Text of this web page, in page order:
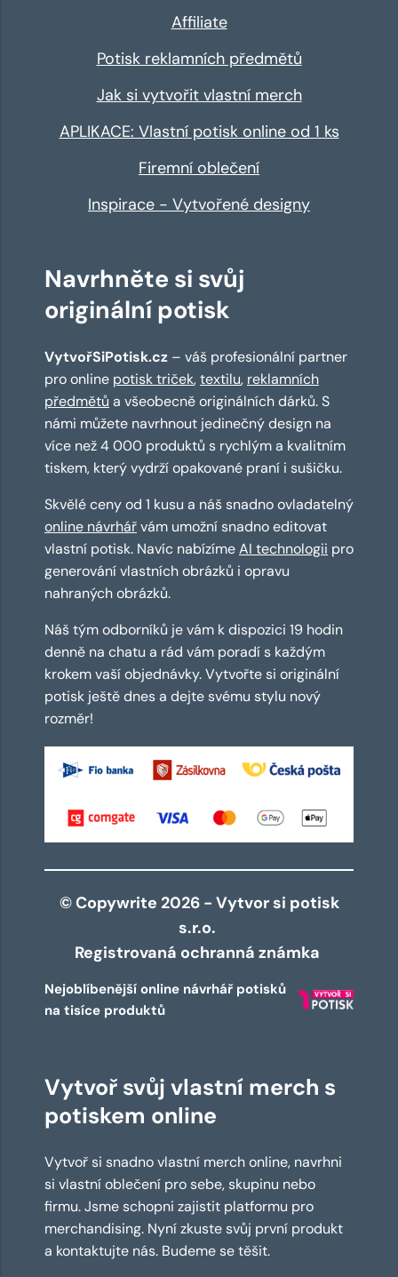
Affiliate
Potisk reklamních předmětů
Jak si vytvořit vlastní merch
APLIKACE: Vlastní potisk online od 1 ks
Firemní oblečení
Inspirace - Vytvořené designy
Navrhněte si svůj
originální potisk
VytvořSiPotisk.cz – váš profesionální partner
pro online potisk triček,textilu, reklamních
předmětů a všeobecně originálních dárků. S
námi můžete navrhnout jedinečný design na
více než 4 000 produktů s rychlým a kvalitním
tiskem, který vydrží opakované praní i sušičku.
Skvělé ceny od 1 kusu a náš snadno ovladatelný
online návrhářvám umožní snadno editovat
vlastní potisk. Navíc nabízímeAI technologii pro
generování vlastních obrázků i opravu
nahraných obrázků.
Náš tým odborníků je vám k dispozici 19 hodin
denně na chatu a rád vám poradí s každým
krokem vaší objednávky. Vytvořte si originální
potisk ještě dnes a dejte svému stylu nový
rozměr!
© Copywrite 2026 - Vytvor si potisk
s.r.o.
Registrovaná ochranná známka
Nejoblíbenější online návrhář potisků
na tisíce produktů
Vytvoř svůj vlastní merch s
potiskem online
Vytvoř si snadno vlastní merch online, navrhni
si vlastní oblečení pro sebe, skupinu nebo
firmu. Jsme schopni zajistit platformu pro
merchandising. Nyní zkuste svůj první produkt
a kontaktujte nás. Budeme se těšit.